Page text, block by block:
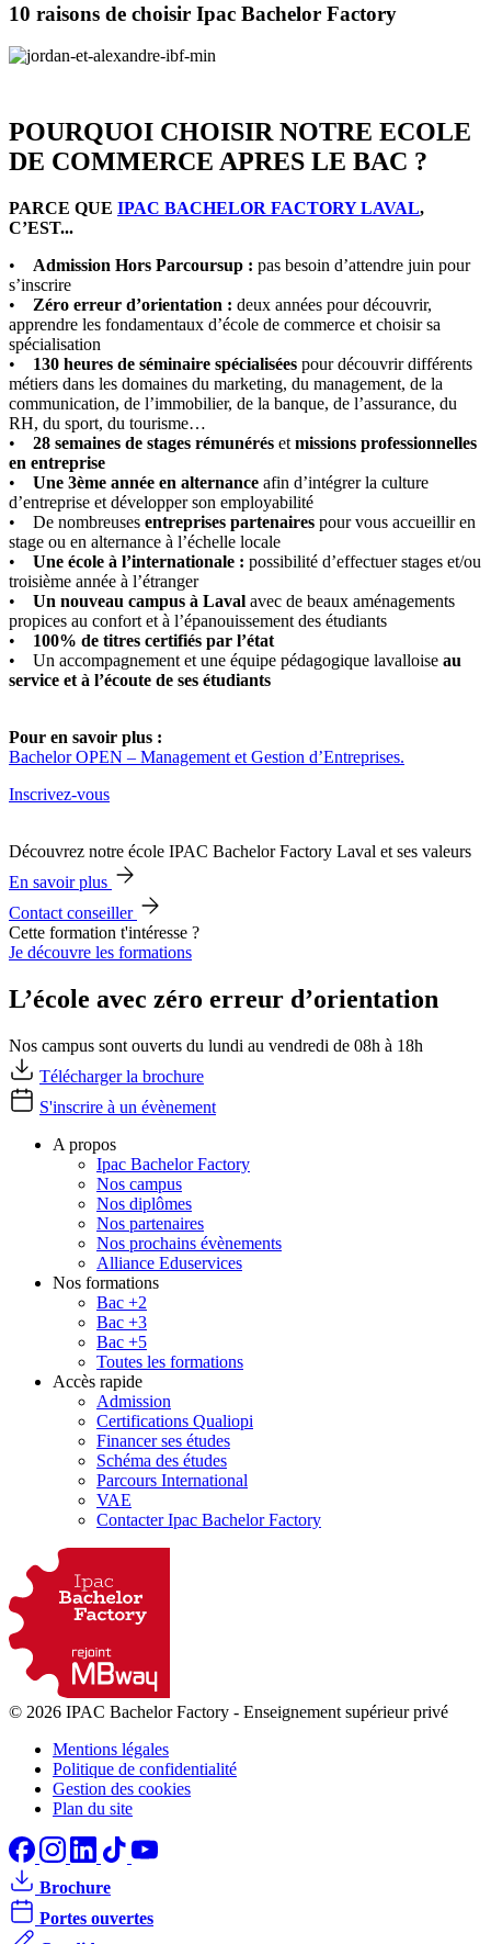
10 raisons de choisir Ipac Bachelor Factory
POURQUOI CHOISIR NOTRE ECOLE
DE COMMERCE APRES LE BAC ?
PARCE QUE IPAC BACHELOR FACTORY LAVAL,
C’EST...
•
Admission Hors Parcoursup : pas besoin d’attendre juin pour
s’inscrire
• Zéro erreur d’orientation : deux années pour découvrir,
apprendre les fondamentaux d’école de commerce et choisir sa
spécialisation
• 130 heures de séminaire spécialisées pour découvrir différents
métiers dans les domaines du marketing, du management, de la
communication, de l’immobilier, de la banque, de l’assurance, du
RH, du sport, du tourisme…
• 28 semaines de stages rémunérés et missions professionnelles
en entreprise
•
Une 3ème année en alternance afin d’intégrer la culture
d’entreprise et développer son employabilité
• De nombreuses entreprises partenaires pour vous accueillir en
stage ou en alternance à l’échelle locale
• Une école à l’internationale : possibilité d’effectuer stages et/ou
troisième année à l’étranger
•
Un nouveau campus à Laval avec de beaux aménagements
propices au confort et à l’épanouissement des étudiants
• 100% de titres certifiés par l’état
• Un accompagnement et une équipe pédagogique lavalloise au
service et à l’écoute de ses étudiants
Pour en savoir plus :
Bachelor OPEN – Management et Gestion d’Entreprises.
Inscrivez-vous
Découvrez notre école IPAC Bachelor Factory Laval et ses valeurs
En savoir plus
Contact conseiller
Cette formation t'intéresse ?
Je découvre les formations
L’école avec zéro erreur d’orientation
Nos campus sont ouverts du lundi au vendredi de 08h à 18h
Télécharger la brochure
S'inscrire à un évènement
A propos
Ipac Bachelor Factory
Nos campus
Nos diplômes
Nos partenaires
Nos prochains évènements
Alliance Eduservices
Nos formations
Bac +2
Bac +3
Bac +5
Toutes les formations
Accès rapide
Admission
Certifications Qualiopi
Financer ses études
Schéma des études
Parcours International
VAE
Contacter Ipac Bachelor Factory
© 2026 IPAC Bachelor Factory - Enseignement supérieur privé
Mentions légales
Politique de confidentialité
Gestion des cookies
Plan du site
Brochure
Portes ouvertes